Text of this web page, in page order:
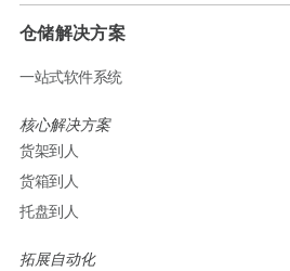
仓储解决方案
一站式软件系统
核心解决方案
货架到人
货箱到人
托盘到人
拓展自动化